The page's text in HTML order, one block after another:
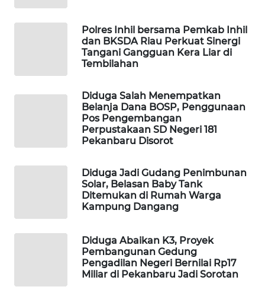
Polres Inhil bersama Pemkab Inhil
dan BKSDA Riau Perkuat Sinergi
Tangani Gangguan Kera Liar di
Tembilahan
Diduga Salah Menempatkan
Belanja Dana BOSP, Penggunaan
Pos Pengembangan
Perpustakaan SD Negeri 181
Pekanbaru Disorot
Diduga Jadi Gudang Penimbunan
Solar, Belasan Baby Tank
Ditemukan di Rumah Warga
Kampung Dangang
Diduga Abaikan K3, Proyek
Pembangunan Gedung
Pengadilan Negeri Bernilai Rp17
Miliar di Pekanbaru Jadi Sorotan
SITUNGIR
NEWS
SIBARAGAS
NEWS
NEWS